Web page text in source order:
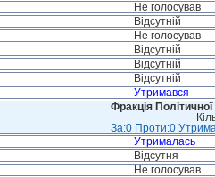
Не голосував
Відсутній
Не голосував
Відсутній
Відсутній
Відсутній
Утримався
Фракція
За:0 Проти:0
Утрималась
Відсутня
Не голосував